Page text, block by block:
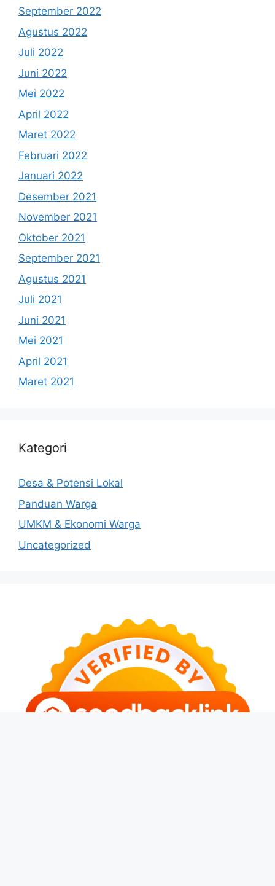
September 2022
Agustus 2022
Juli 2022
Juni 2022
Mei 2022
April 2022
Maret 2022
Februari 2022
Januari 2022
Desember 2021
November 2021
Oktober 2021
September 2021
Agustus 2021
Juli 2021
Juni 2021
Mei 2021
April 2021
Maret 2021
Kategori
Desa & Potensi Lokal
Panduan Warga
UMKM & Ekonomi Warga
Uncategorized